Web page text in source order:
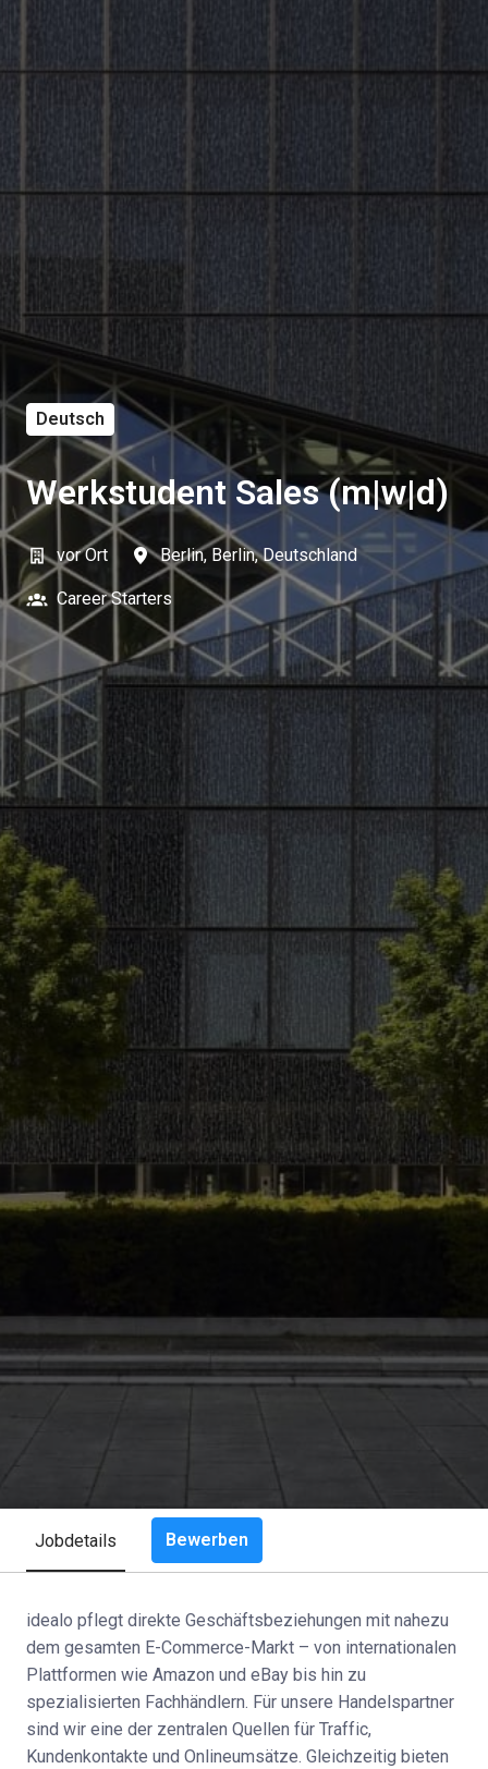
Deutsch
Werkstudent Sales (m|w|d)
vor Ort Berlin, Berlin, Deutschland
Career Starters
Jobdetails Bewerben
idealo pflegt direkte Geschäftsbeziehungen mit nahezu
dem gesamten E-Commerce-Markt – von internationalen
Plattformen wie Amazon und eBay bis hin zu
spezialisierten Fachhändlern. Für unsere Handelspartner
sind wir eine der zentralen Quellen für Traffic,
Kundenkontakte und Onlineumsätze. Gleichzeitig bieten